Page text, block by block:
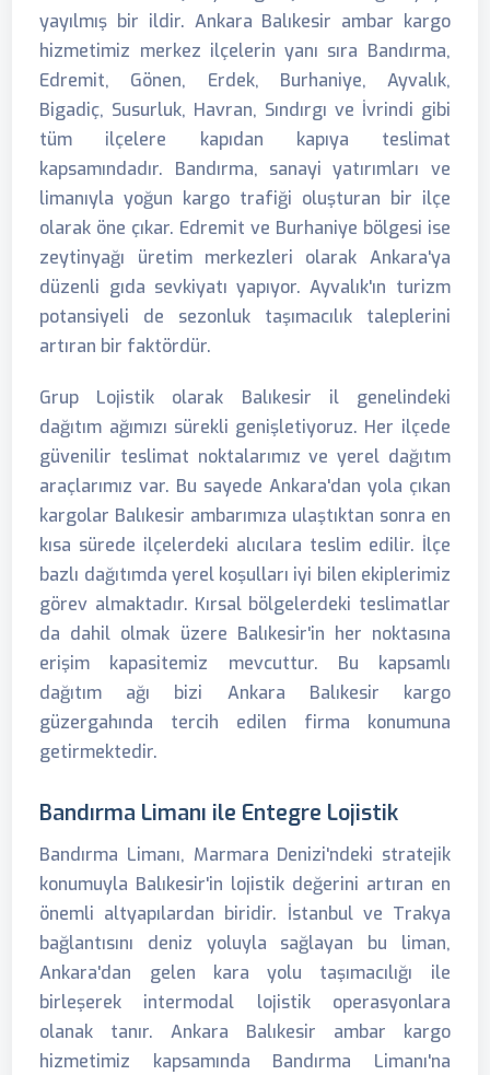
yayılmış bir ildir. Ankara Balıkesir ambar kargo
hizmetimiz merkez ilçelerin yanı sıra Bandırma,
Edremit, Gönen, Erdek, Burhaniye, Ayvalık,
Bigadiç, Susurluk, Havran, Sındırgı ve İvrindi gibi
tüm ilçelere kapıdan kapıya teslimat
kapsamındadır. Bandırma, sanayi yatırımları ve
limanıyla yoğun kargo trafiği oluşturan bir ilçe
olarak öne çıkar. Edremit ve Burhaniye bölgesi ise
zeytinyağı üretim merkezleri olarak Ankara'ya
düzenli gıda sevkiyatı yapıyor. Ayvalık'ın turizm
potansiyeli de sezonluk taşımacılık taleplerini
artıran bir faktördür.
Grup Lojistik olarak Balıkesir il genelindeki
dağıtım ağımızı sürekli genişletiyoruz. Her ilçede
güvenilir teslimat noktalarımız ve yerel dağıtım
araçlarımız var. Bu sayede Ankara'dan yola çıkan
kargolar Balıkesir ambarımıza ulaştıktan sonra en
kısa sürede ilçelerdeki alıcılara teslim edilir. İlçe
bazlı dağıtımda yerel koşulları iyi bilen ekiplerimiz
görev almaktadır. Kırsal bölgelerdeki teslimatlar
da dahil olmak üzere Balıkesir'in her noktasına
erişim kapasitemiz mevcuttur. Bu kapsamlı
dağıtım ağı bizi Ankara Balıkesir kargo
güzergahında tercih edilen firma konumuna
getirmektedir.
Bandırma Limanı ile Entegre Lojistik
Bandırma Limanı, Marmara Denizi'ndeki stratejik
konumuyla Balıkesir'in lojistik değerini artıran en
önemli altyapılardan biridir. İstanbul ve Trakya
bağlantısını deniz yoluyla sağlayan bu liman,
Ankara'dan gelen kara yolu taşımacılığı ile
birleşerek intermodal lojistik operasyonlara
olanak tanır. Ankara Balıkesir ambar kargo
hizmetimiz kapsamında Bandırma Limanı'na